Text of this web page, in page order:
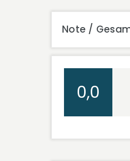
Note /
0,0